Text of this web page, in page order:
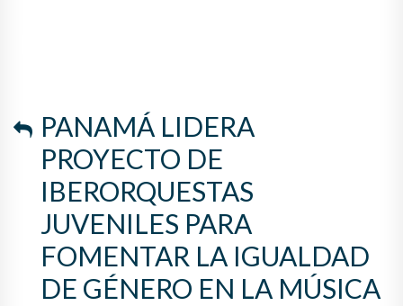
PANAMÁ LIDERA
PROYECTO DE
IBERORQUESTAS
JUVENILES PARA
FOMENTAR LA IGUALDAD
DE GÉNERO EN LA MÚSICA